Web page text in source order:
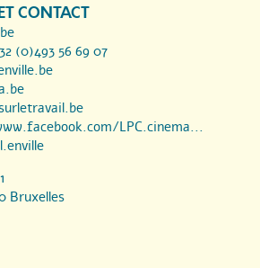
CONTACT
(0)493 56 69 07
LPC.cinema...
Bruxelles